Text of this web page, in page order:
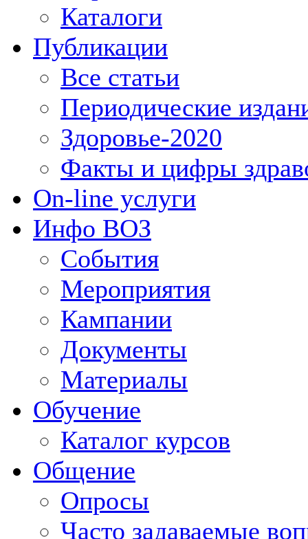
Каталоги
Публикации
Все статьи
Периодические
Здоровье-2020
Факты и цифры
On-line услуги
Инфо ВОЗ
События
Мероприятия
Кампании
Документы
Материалы
Обучение
Каталог курсов
Общение
Опросы
Часто задаваемые